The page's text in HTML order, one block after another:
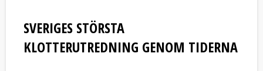
SVERIGES STÖRSTA
KLOTTERUTREDNING GENOM TIDERNA